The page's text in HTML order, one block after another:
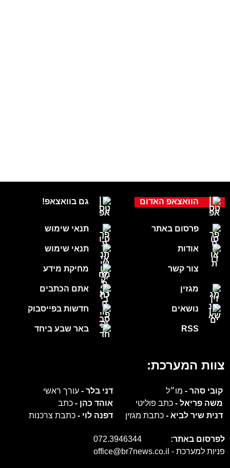
גם בוואצאפ!
תנאי שימוש
תנאי שימוש
מחיקת מידע
אתם הכתבים
חדשות בפייסבוק
באר שבע ביחד
הוואצאפ האדום
פרסום באתר
אודות
צור קשר
מגזין
נושאים
RSS
צוות המערכת:
קובי סהר - מו״ל דני בלר -עורך ראשי
משה פריאל - כתב פוליטי אוהד כהן -כתב
דנית שיר לביא - כתבת מגזין דפנה לוי -כתבת צרכנות
לפרסום באתר:
072.3946344
פניות למערכת - office@br7news.co.il